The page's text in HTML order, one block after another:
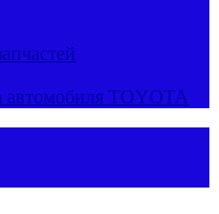
автомобиля TOYOTA